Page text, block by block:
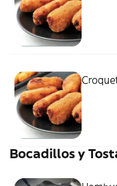
Bocadillos y